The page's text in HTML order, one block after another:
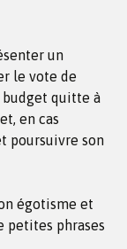
un
le vote de
budget quitte à
en cas
poursuivre son
égotisme et
petites phrases